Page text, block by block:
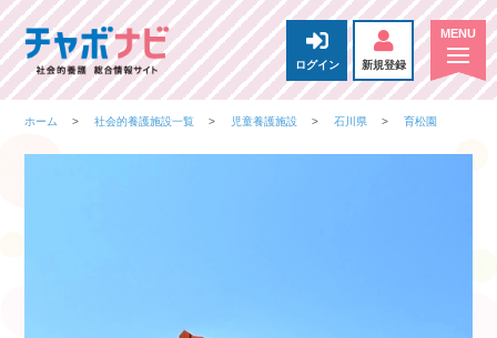
ログイン 新規登録
ホーム 社会的養護施設一覧 児童養護施設 石川県 育松園